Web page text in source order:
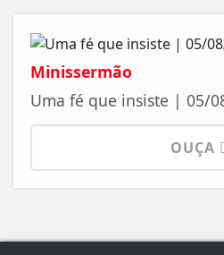
Minissermão
Uma fé que insiste | 05/
OUÇA